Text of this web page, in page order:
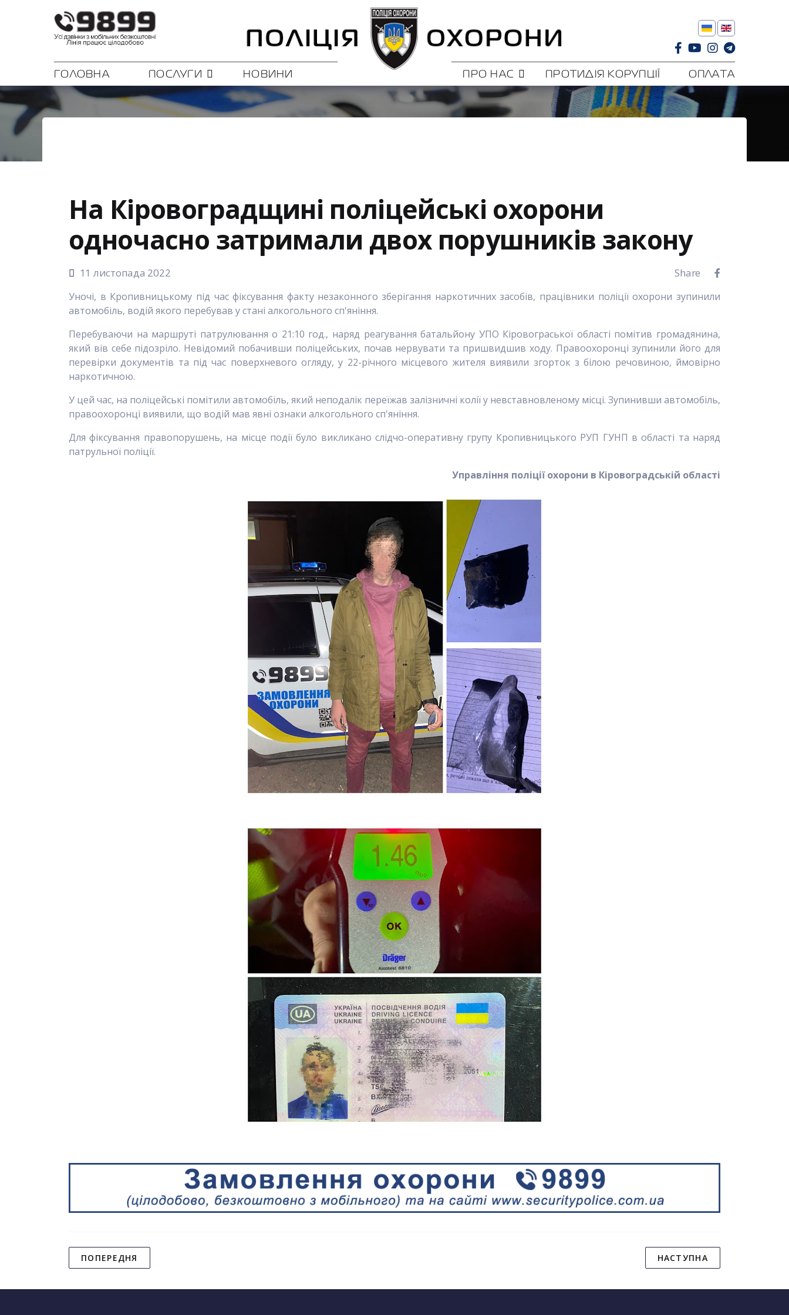
ГОЛОВНА ПОСЛУГИ НОВИНИ ПРО НАС ПРОТИДІЯ КОРУПЦІЇ ОПЛАТА
На Кіровоградщині поліцейські охорони
одночасно затримали двох порушників закону
11 листопада 2022 Share
Уночі, в Кропивницькому під час фіксування факту незаконного зберігання наркотичних засобів, працівники поліції охорони зупинили
автомобіль, водій якого перебував у стані алкогольного сп'яніння.
Перебуваючи на маршруті патрулювання о 21:10 год., наряд реагування батальйону УПО Кіровограської області помітив громадянина,
який вів себе підозріло. Невідомий побачивши поліцейських, почав нервувати та пришвидшив ходу. Правоохоронці зупинили його для
перевірки документів та під час поверхневого огляду, у 22-річного місцевого жителя виявили згорток з білою речовиною, ймовірно
наркотичною.
У цей час, на поліцейські помітили автомобіль, який неподалік переїжав залізничні колії у невставновленому місці. Зупинивши автомобіль,
правоохоронці виявили, що водій мав явні ознаки алкогольного сп'яніння.
Для фіксування правопорушень, на місце події було викликано слідчо-оперативну групу Кропивницького РУП ГУНП в області та наряд
патрульної поліції.
Управління поліції охорони в Кіровоградській області
ПОПЕРЕДНЯ НАСТУПНА